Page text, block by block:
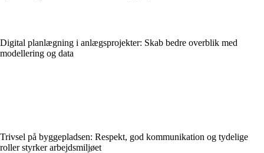
Digital planlægning i anlægsprojekter: Skab bedre overblik med
modellering og data
Trivsel på byggepladsen: Respekt, god kommunikation og tydelige
roller styrker arbejdsmiljøet